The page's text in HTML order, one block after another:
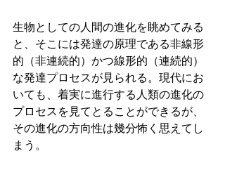
生物としての人間の進化を眺めてみる
と、そこには発達の原理である非線形
的（非連続的）かつ線形的（連続的）
な発達プロセスが見られる。現代にお
いても、着実に進行する人類の進化の
プロセスを見てとることができるが、
その進化の方向性は幾分怖く思えてし
まう。